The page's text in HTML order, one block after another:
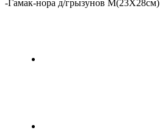
-Гамак-нора д/грызунов M(23Х28см)